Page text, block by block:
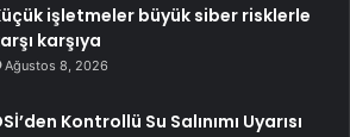
işletmeler büyük siber risklerle
karşıya
Ağustos 8, 2026
Kontrollü Su Salınımı Uyarısı